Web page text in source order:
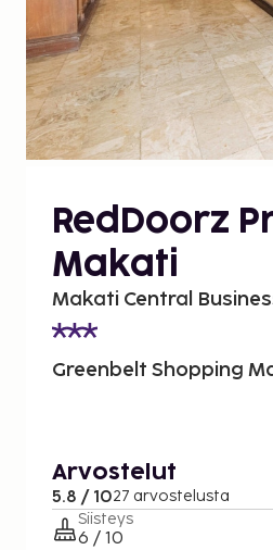
RedDoorz
Makati
Makati Central
Greenbelt Shopping
Arvostelut
5.8 / 1027 arvostelusta
Siisteys
6 / 10